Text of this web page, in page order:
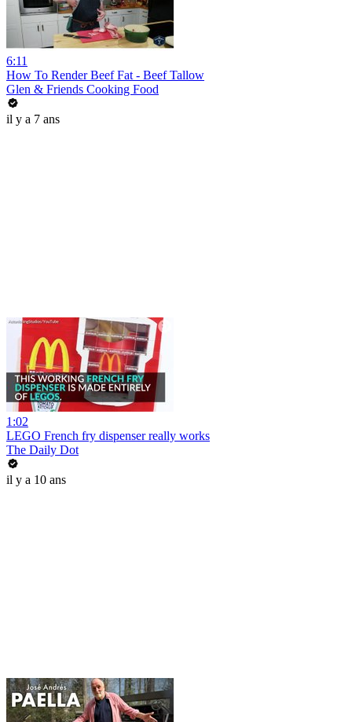
6:11
How To Render Beef Fat - Beef Tallow
Glen & Friends Cooking Food
il y a 7 ans
1:02
LEGO French fry dispenser really works
The Daily Dot
il y a 10 ans